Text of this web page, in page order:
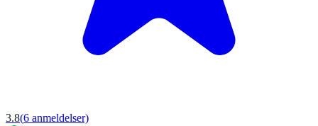
3.8(6 anmeldelser)